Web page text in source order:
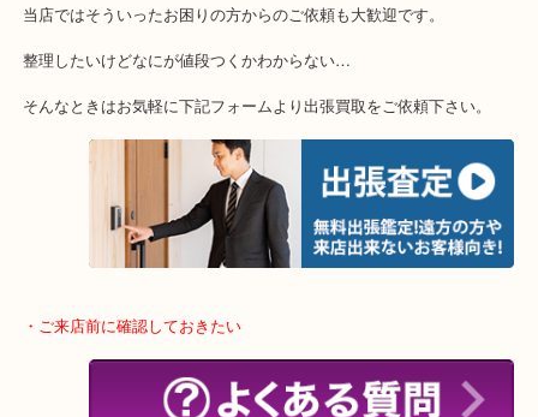
・特殊査定依頼のご相談もお気軽に
終活・遺品整理・生前整理・断捨離・引っ越し
物を整理するケースは年々増加傾向です。
当店ではそういったお困りの方からのご依頼も大歓迎です。
整理したいけどなにが値段つくかわからない…